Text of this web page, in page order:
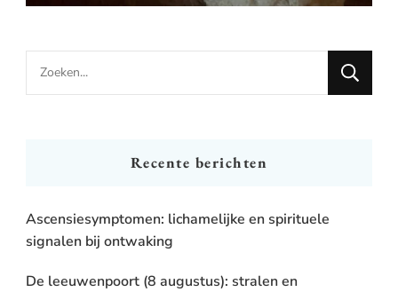
Looking
for
Recente berichten
Ascensiesymptomen: lichamelijke en spirituele
signalen bij ontwaking
De leeuwenpoort (8 augustus): stralen en